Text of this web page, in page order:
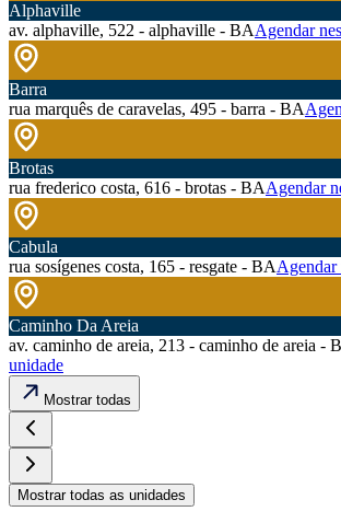
Alphaville
av. alphaville, 522 - alphaville - BAAgendar
Barra
rua marquês de caravelas, 495 - barra - BA
Brotas
rua frederico costa, 616 - brotas - BAAgendar
Cabula
rua sosígenes costa, 165 - resgate - BAAgendar
Caminho Da Areia
av. caminho de areia, 213 - caminho de areia -
unidade
Mostrar todas
Mostrar todas as unidades